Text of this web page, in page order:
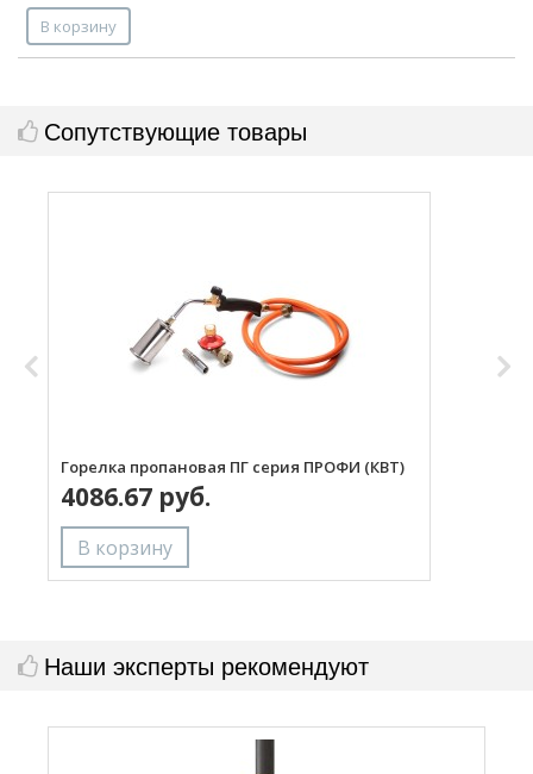
В корзину
Сопутствующие товары
Горелка пропановая ПГ серия ПРОФИ (КВТ)
4086.67 руб.
Наши эксперты рекомендуют